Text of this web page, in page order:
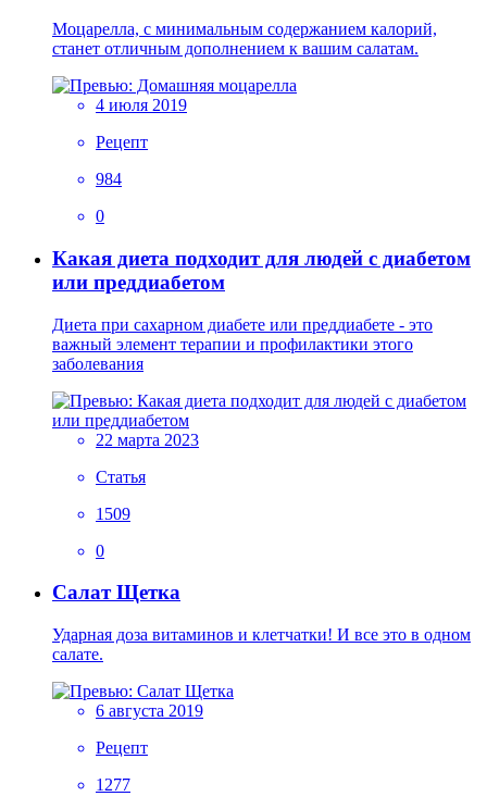
Моцарелла, с минимальным содержанием калорий,
станет отличным дополнением к вашим салатам.
4 июля 2019
Рецепт
984
0
Какая диета подходит для людей с диабетом
или преддиабетом
Диета при сахарном диабете или преддиабете - это
важный элемент терапии и профилактики этого
заболевания
22 марта 2023
Статья
1509
0
Салат Щетка
Ударная доза витаминов и клетчатки! И все это в одном
салате.
6 августа 2019
Рецепт
1277